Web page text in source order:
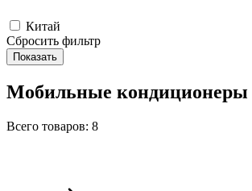
Китай
Сбросить фильтр
Показать
Мобильные кондиционеры
Всего товаров: 8